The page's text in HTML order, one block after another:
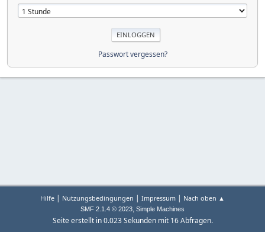
Passwort vergessen?
Hilfe | Nutzungsbedingungen | Impressum | Nach oben ▲
SMF 2.1.4 © 2023, Simple Machines
Seite erstellt in 0.023 Sekunden mit 16 Abfragen.